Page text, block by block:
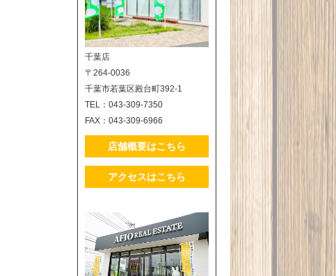
千葉店
〒264-0036
千葉市若葉区殿台町392-1
TEL：043-309-7350
FAX：043-309-6966
店舗概要はこちら
アクセスはこちら